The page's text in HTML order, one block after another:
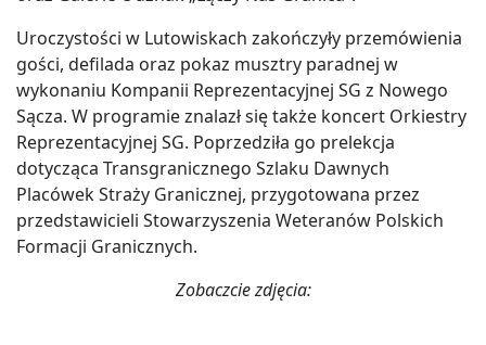
Uroczystości w Lutowiskach zakończyły przemówienia
gości, defilada oraz pokaz musztry paradnej w
wykonaniu Kompanii Reprezentacyjnej SG z Nowego
Sącza. W programie znalazł się także koncert Orkiestry
Reprezentacyjnej SG. Poprzedziła go prelekcja
dotycząca Transgranicznego Szlaku Dawnych
Placówek Straży Granicznej, przygotowana przez
przedstawicieli Stowarzyszenia Weteranów Polskich
Formacji Granicznych.
Zobaczcie zdjęcia: